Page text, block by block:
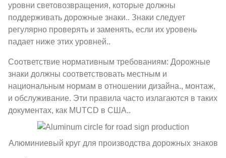
уровни световозвращения, которые должны
поддерживать дорожные знаки.. Знаки следует
регулярно проверять и заменять, если их уровень
падает ниже этих уровней..
Соответствие нормативным требованиям: Дорожные
знаки должны соответствовать местным и
национальным нормам в отношении дизайна., монтаж,
и обслуживание. Эти правила часто излагаются в таких
документах, как MUTCD в США..
Алюминиевый круг для производства дорожных знаков